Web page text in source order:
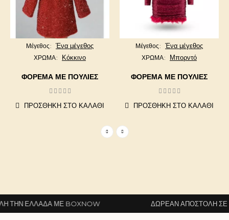
Μέγεθος Ένα μέγεθος
ΧΡΩΜΑ Κόκκινο
ΦΌΡΕΜΑ ΜΕ ΠΟΎΛΙΕΣ
ΠΡΟΣΘΉΚΗ ΣΤΟ ΚΑΛΆΘΙ
Μέγεθος Ένα μέγεθος
ΧΡΩΜΑ Μπορντό
ΦΌΡΕΜΑ ΜΕ ΠΟΎΛΙΕΣ
ΠΡΟΣΘΉΚΗ ΣΤΟ ΚΑΛΆΘΙ
ΕΛΛΆΔΑ ΜΕ BOXNOW ΔΩΡΕΆΝ ΑΠΟΣΤΟΛΉ ΣΕ